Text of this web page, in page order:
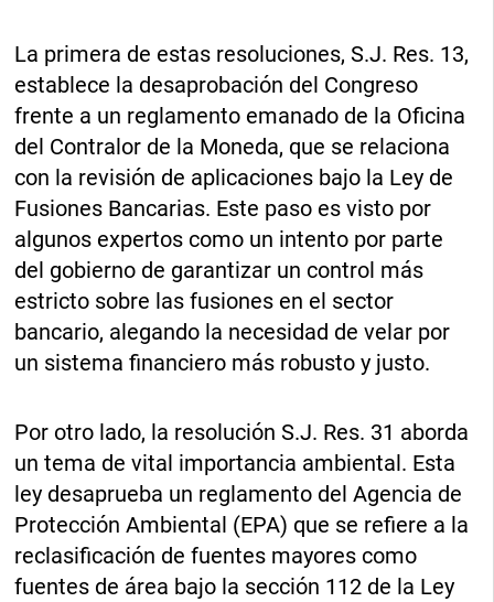
La primera de estas resoluciones, S.J. Res. 13,
establece la desaprobación del Congreso
frente a un reglamento emanado de la Oficina
del Contralor de la Moneda, que se relaciona
con la revisión de aplicaciones bajo la Ley de
Fusiones Bancarias. Este paso es visto por
algunos expertos como un intento por parte
del gobierno de garantizar un control más
estricto sobre las fusiones en el sector
bancario, alegando la necesidad de velar por
un sistema financiero más robusto y justo.
Por otro lado, la resolución S.J. Res. 31 aborda
un tema de vital importancia ambiental. Esta
ley desaprueba un reglamento del Agencia de
Protección Ambiental (EPA) que se refiere a la
reclasificación de fuentes mayores como
fuentes de área bajo la sección 112 de la Ley